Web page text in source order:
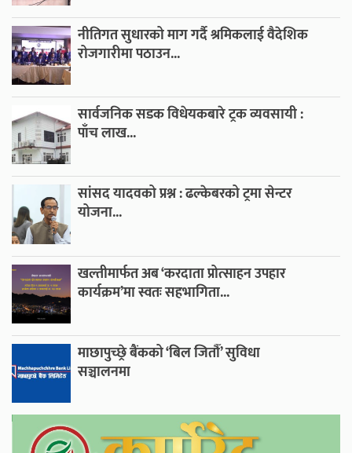
नीतिगत सुधारको माग गर्दै श्रमिकलाई वैदेशिक
रोजगारीमा पठाउन...
सार्वजनिक सडक विधेयकबारे ट्रक व्यवसायी :
पाँच लाख...
सांसद यादवको प्रश्न : ढल्केबरको ट्रमा सेन्टर
योजना...
खल्तीमार्फत अब ‘करदाता प्रोत्साहन उपहार
कार्यक्रम’मा स्वतः सहभागिता...
माछापुच्छ्रे बैंकको ‘बिल जितौँ’ सुविधा
सञ्चालनमा